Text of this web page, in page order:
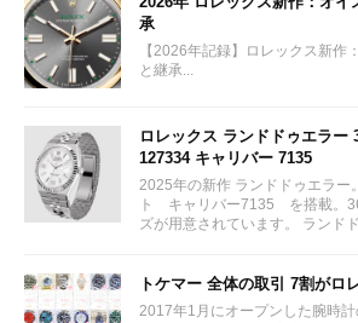
承
【2026年記録】ロレックス新作
と継承...
ロレックス ランドドゥエラー
127334 キャリバー 7135
2025年の新作 ランドドゥエラー
ト キャリバー7135 を搭載。
ズが用意されています。 ランド
トケマー 全体の取引 7割がロ
2017年1月にオープンした腕時